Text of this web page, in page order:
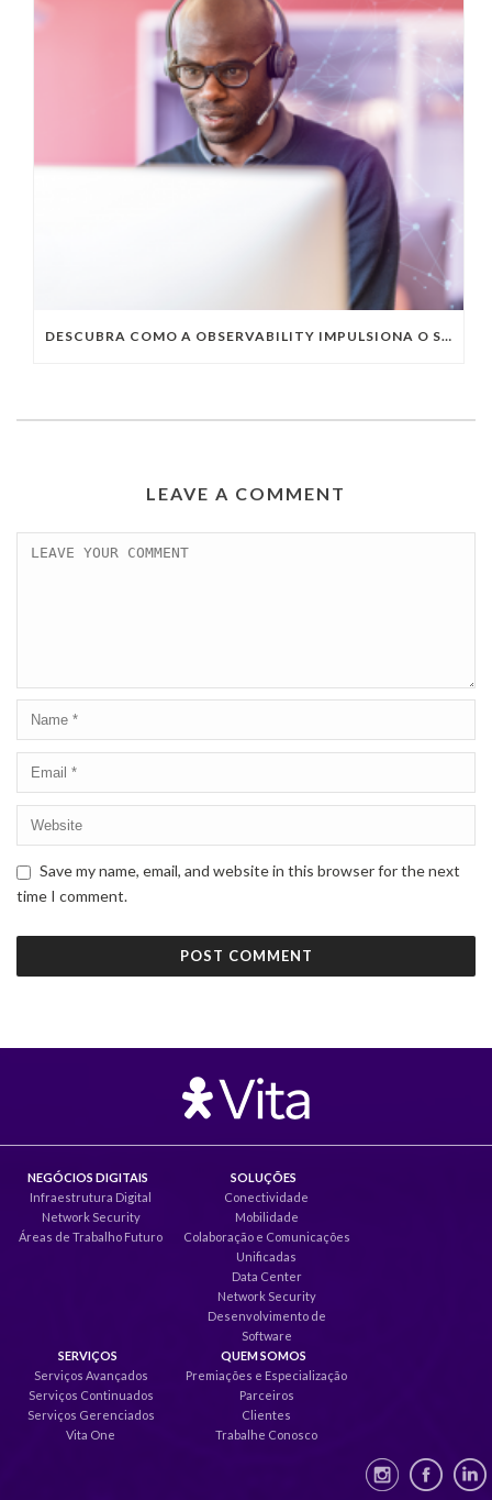
DESCUBRA COMO A OBSERVABILITY IMPULSIONA O SUCESSO DO SEU NEGÓCIO
LEAVE A COMMENT
Save my name, email, and website in this browser for the next
time I comment.
NEGÓCIOS DIGITAIS
Infraestrutura Digital
Network Security
Áreas de Trabalho Futuro
SOLUÇÕES
Conectividade
Mobilidade
Colaboração e Comunicações
Unificadas
Data Center
Network Security
Desenvolvimento de
Software
SERVIÇOS
Serviços Avançados
Serviços Continuados
Serviços Gerenciados
Vita One
QUEM SOMOS
Premiações e Especialização
Parceiros
Clientes
Trabalhe Conosco